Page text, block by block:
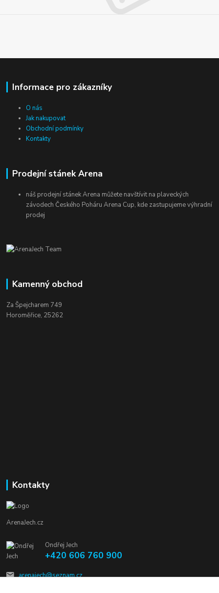
Informace pro zákazníky
O nás
Jak nakupovat
Obchodní podmínky
Kontakty
Prodejní stánek Arena
náš prodejní stánek Arena můžete navštívit na plaveckých
závodech Českého Poháru Arena Cup, kde zastupujeme výhradní
prodej
Kamenný obchod
Za Špejcharem 749
Horoměřice, 25262
Kontakty
ArenaJech.cz
Ondřej Jech
+420 606 760 900
arenajech@seznam.cz